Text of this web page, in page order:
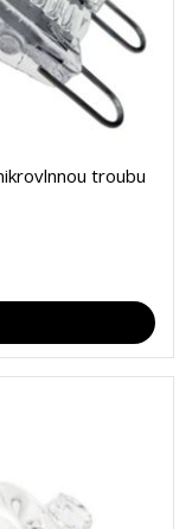
troubu